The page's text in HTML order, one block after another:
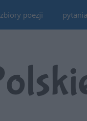
zbiory poezji